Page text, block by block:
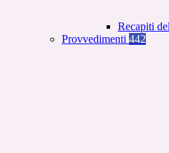
Recapiti
Provvedimenti 442